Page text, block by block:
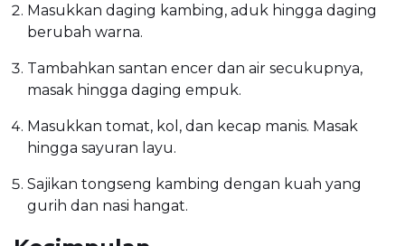
Masukkan daging kambing, aduk hingga daging
berubah warna.
Tambahkan santan encer dan air secukupnya,
masak hingga daging empuk.
Masukkan tomat, kol, dan kecap manis. Masak
hingga sayuran layu.
Sajikan tongseng kambing dengan kuah yang
gurih dan nasi hangat.